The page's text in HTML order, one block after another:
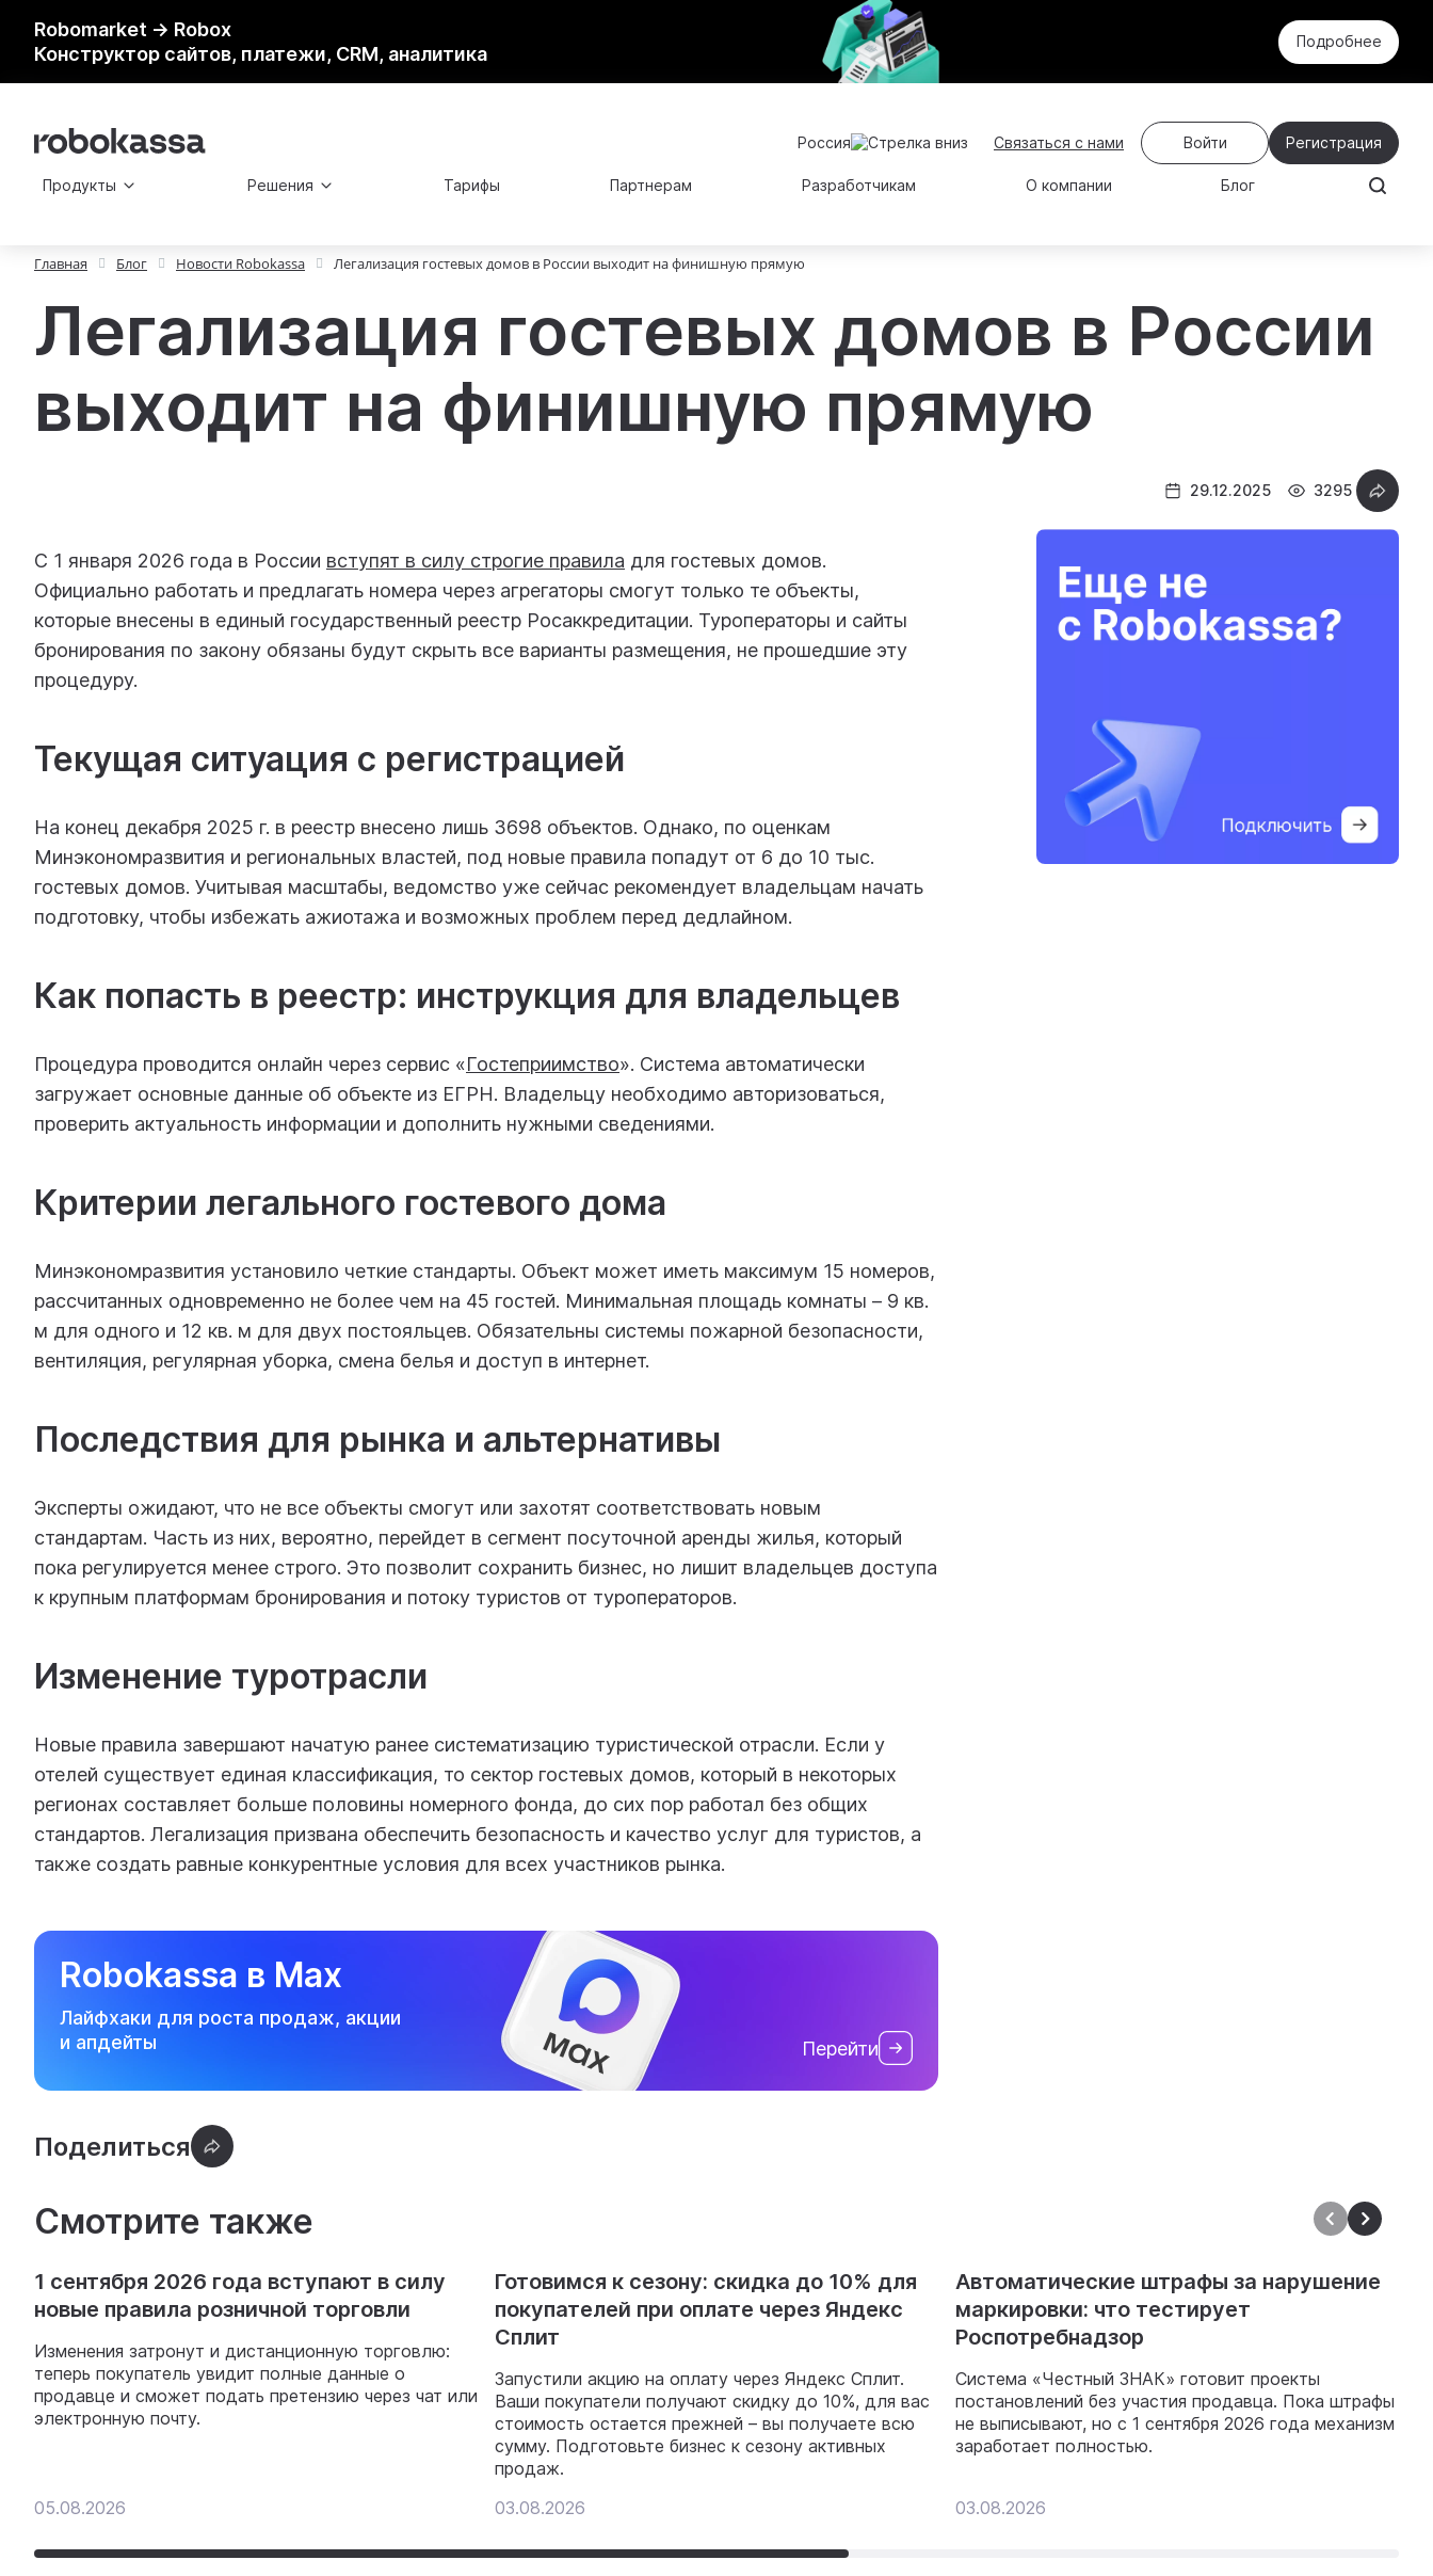
Robomarket → Robox
Конструктор сайтов, платежи, CRM, аналитика
Подробнее
Россия Связаться с нами Войти Регистрация
Продукты Решения Тарифы Партнерам Разработчикам О компании Блог
Главная Блог Новости Robokassa Легализация гостевых домов в России выходит на финишную прямую
Легализация гостевых домов в России
выходит на финишную прямую
29.12.2025 3295
С 1 января 2026 года в России вступят в силу строгие правила для гостевых домов.
Официально работать и предлагать номера через агрегаторы смогут только те объекты,
которые внесены в единый государственный реестр Росаккредитации. Туроператоры и сайты
бронирования по закону обязаны будут скрыть все варианты размещения, не прошедшие эту
процедуру.
Текущая ситуация с регистрацией
На конец декабря 2025 г. в реестр внесено лишь 3698 объектов. Однако, по оценкам
Минэкономразвития и региональных властей, под новые правила попадут от 6 до 10 тыс.
гостевых домов. Учитывая масштабы, ведомство уже сейчас рекомендует владельцам начать
подготовку, чтобы избежать ажиотажа и возможных проблем перед дедлайном.
Как попасть в реестр: инструкция для владельцев
Процедура проводится онлайн через сервис «Гостеприимство». Система автоматически
загружает основные данные об объекте из ЕГРН. Владельцу необходимо авторизоваться,
проверить актуальность информации и дополнить нужными сведениями.
Критерии легального гостевого дома
Минэкономразвития установило четкие стандарты. Объект может иметь максимум 15 номеров,
рассчитанных одновременно не более чем на 45 гостей. Минимальная площадь комнаты – 9 кв.
м для одного и 12 кв. м для двух постояльцев. Обязательны системы пожарной безопасности,
вентиляция, регулярная уборка, смена белья и доступ в интернет.
Последствия для рынка и альтернативы
Эксперты ожидают, что не все объекты смогут или захотят соответствовать новым
стандартам. Часть из них, вероятно, перейдет в сегмент посуточной аренды жилья, который
пока регулируется менее строго. Это позволит сохранить бизнес, но лишит владельцев доступа
к крупным платформам бронирования и потоку туристов от туроператоров.
Изменение туротрасли
Новые правила завершают начатую ранее систематизацию туристической отрасли. Если у
отелей существует единая классификация, то сектор гостевых домов, который в некоторых
регионах составляет больше половины номерного фонда, до сих пор работал без общих
стандартов. Легализация призвана обеспечить безопасность и качество услуг для туристов, а
также создать равные конкурентные условия для всех участников рынка.
Robokassa в Max
Лайфхаки для роста продаж, акции
и апдейты
Перейти
Смотрите также
1 сентября 2026 года вступают в силу
новые правила розничной торговли
Изменения затронут и дистанционную торговлю:
теперь покупатель увидит полные данные о
продавце и сможет подать претензию через чат или
электронную почту.
05.08.2026
Готовимся к сезону: скидка до 10% для
покупателей при оплате через Яндекс
Сплит
Запустили акцию на оплату через Яндекс Сплит.
Ваши покупатели получают скидку до 10%, для вас
стоимость остается прежней – вы получаете всю
сумму. Подготовьте бизнес к сезону активных
продаж.
03.08.2026
Автоматические штрафы за нарушение
маркировки: что тестирует
Роспотребнадзор
Система «Честный ЗНАК» готовит проекты
постановлений без участия продавца. Пока штрафы
не выписывают, но с 1 сентября 2026 года механизм
заработает полностью.
03.08.2026